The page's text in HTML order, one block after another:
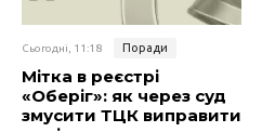
Сьогодні, 11:18 Поради
Мітка в реєстрі
«Оберіг»: як через суд
змусити ТЦК виправити